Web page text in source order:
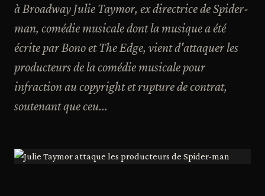
à Broadway Julie Taymor, ex directrice de Spider-
man, comédie musicale dont la musique a été
écrite par Bono et The Edge, vient d'attaquer les
producteurs de la comédie musicale pour
infraction au copyright et rupture de contrat,
soutenant que ceu...